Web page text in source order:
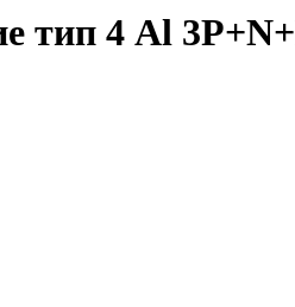
тип 4 Al